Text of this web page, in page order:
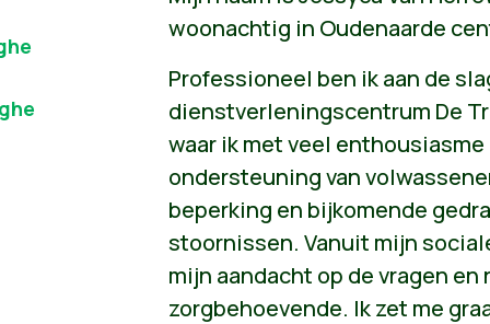
woonachtig in Oudenaarde
Professioneel ben ik aan de
dienstverleningscentrum De
waar ik met veel
ondersteuning van
beperking en bijkomende
stoornissen. Vanuit mijn
mijn aandacht op de vragen en
zorgbehoevende. Ik zet me